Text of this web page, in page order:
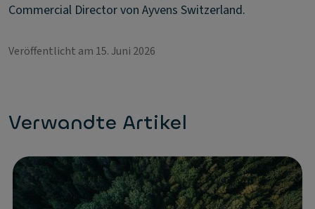
Commercial Director von Ayvens Switzerland.
Veröffentlicht am 15. Juni 2026
Verwandte Artikel